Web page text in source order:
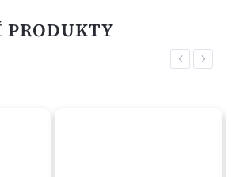
PRODUKTY
Previous
Next